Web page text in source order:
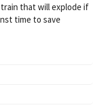
that will explode if
time to save